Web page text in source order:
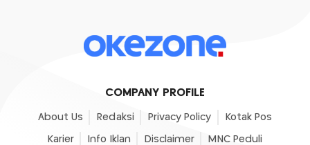
COMPANY PROFILE
About Us Redaksi Privacy Policy Kotak Pos
Karier Info Iklan Disclaimer MNC Peduli